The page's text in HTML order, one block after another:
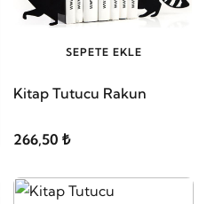
SEPETE EKLE
Kitap Tutucu Rakun
266,50 ₺